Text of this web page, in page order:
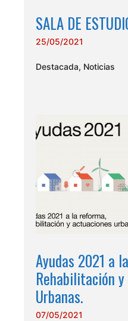
SALA DE
25/05/2021
Destacada, Noticias
Ayudas 2021 a
Rehabilitación
Urbanas.
07/05/2021